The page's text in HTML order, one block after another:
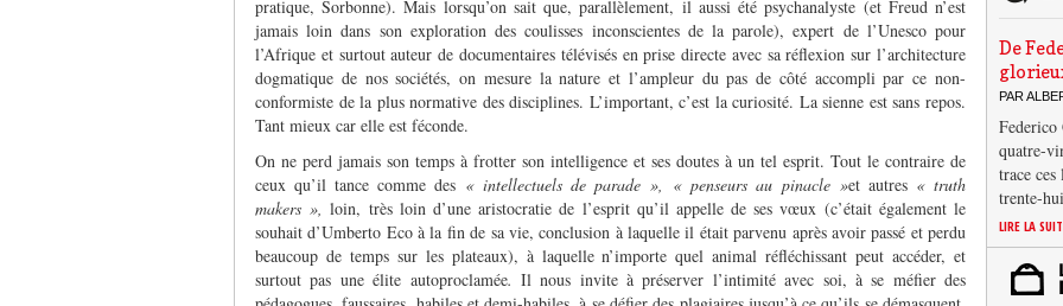
pratique, Sorbonne). Mais lorsqu’on sait que, parallèlement, il aussi été psychanalyste (et Freud n’est
jamais loin dans son exploration des coulisses inconscientes de la parole), expert de l’Unesco pour
l’Afrique et surtout auteur de documentaires télévisés en prise directe avec sa réflexion sur l’architecture
dogmatique de nos sociétés, on mesure la nature et l’ampleur du pas de côté accompli par ce non-
conformiste de la plus normative des disciplines. L’important, c’est la curiosité. La sienne est sans repos.
Tant mieux car elle est féconde.
On ne perd jamais son temps à frotter son intelligence et ses doutes à un tel esprit. Tout le contraire de
ceux qu’il tance comme des « intellectuels de parade », « penseurs au pinacle »et autres « truth
makers »,loin, très loin d’une aristocratie de l’esprit qu’il appelle de ses vœux (c’était également le
souhait d’Umberto Eco à la fin de sa vie, conclusion à laquelle il était parvenu après avoir passé et perdu
beaucoup de temps sur les plateaux), à laquelle n’importe quel animal réfléchissant peut accéder, et
surtout pas une élite autoproclamée. Il nous invite à préserver l’intimité avec soi, à se méfier des
De
PAR
quatre-
trace
trente-
LIRE LA